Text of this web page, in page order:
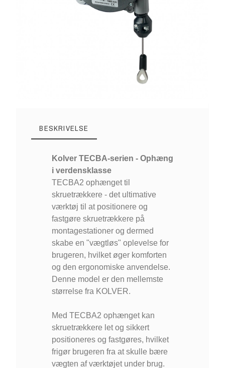
BESKRIVELSE
Kolver TECBA-serien - Ophæng
i verdensklasse
TECBA2 ophænget til
skruetrækkere - det ultimative
værktøj til at positionere og
fastgøre skruetrækkere på
montagestationer og dermed
skabe en "vægtløs" oplevelse for
brugeren, hvilket øger komforten
og den ergonomiske anvendelse.
Denne model er den mellemste
størrelse fra KOLVER.
Med TECBA2 ophænget kan
skruetrækkere let og sikkert
positioneres og fastgøres, hvilket
frigør brugeren fra at skulle bære
vægten af værktøjet under brug.